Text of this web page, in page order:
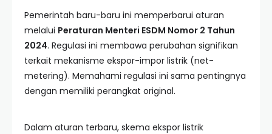
Pemerintah baru-baru ini memperbarui aturan
melalui Peraturan Menteri ESDM Nomor 2 Tahun
2024. Regulasi ini membawa perubahan signifikan
terkait mekanisme ekspor-impor listrik (net-
metering). Memahami regulasi ini sama pentingnya
dengan memiliki perangkat original.
Dalam aturan terbaru, skema ekspor listrik